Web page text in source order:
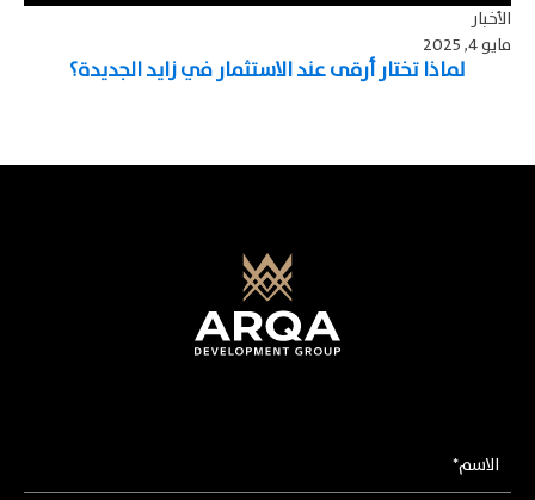
الأخبار
مايو 4, 2025
لماذا تختار أرقى عند الاستثمار في زايد الجديدة؟